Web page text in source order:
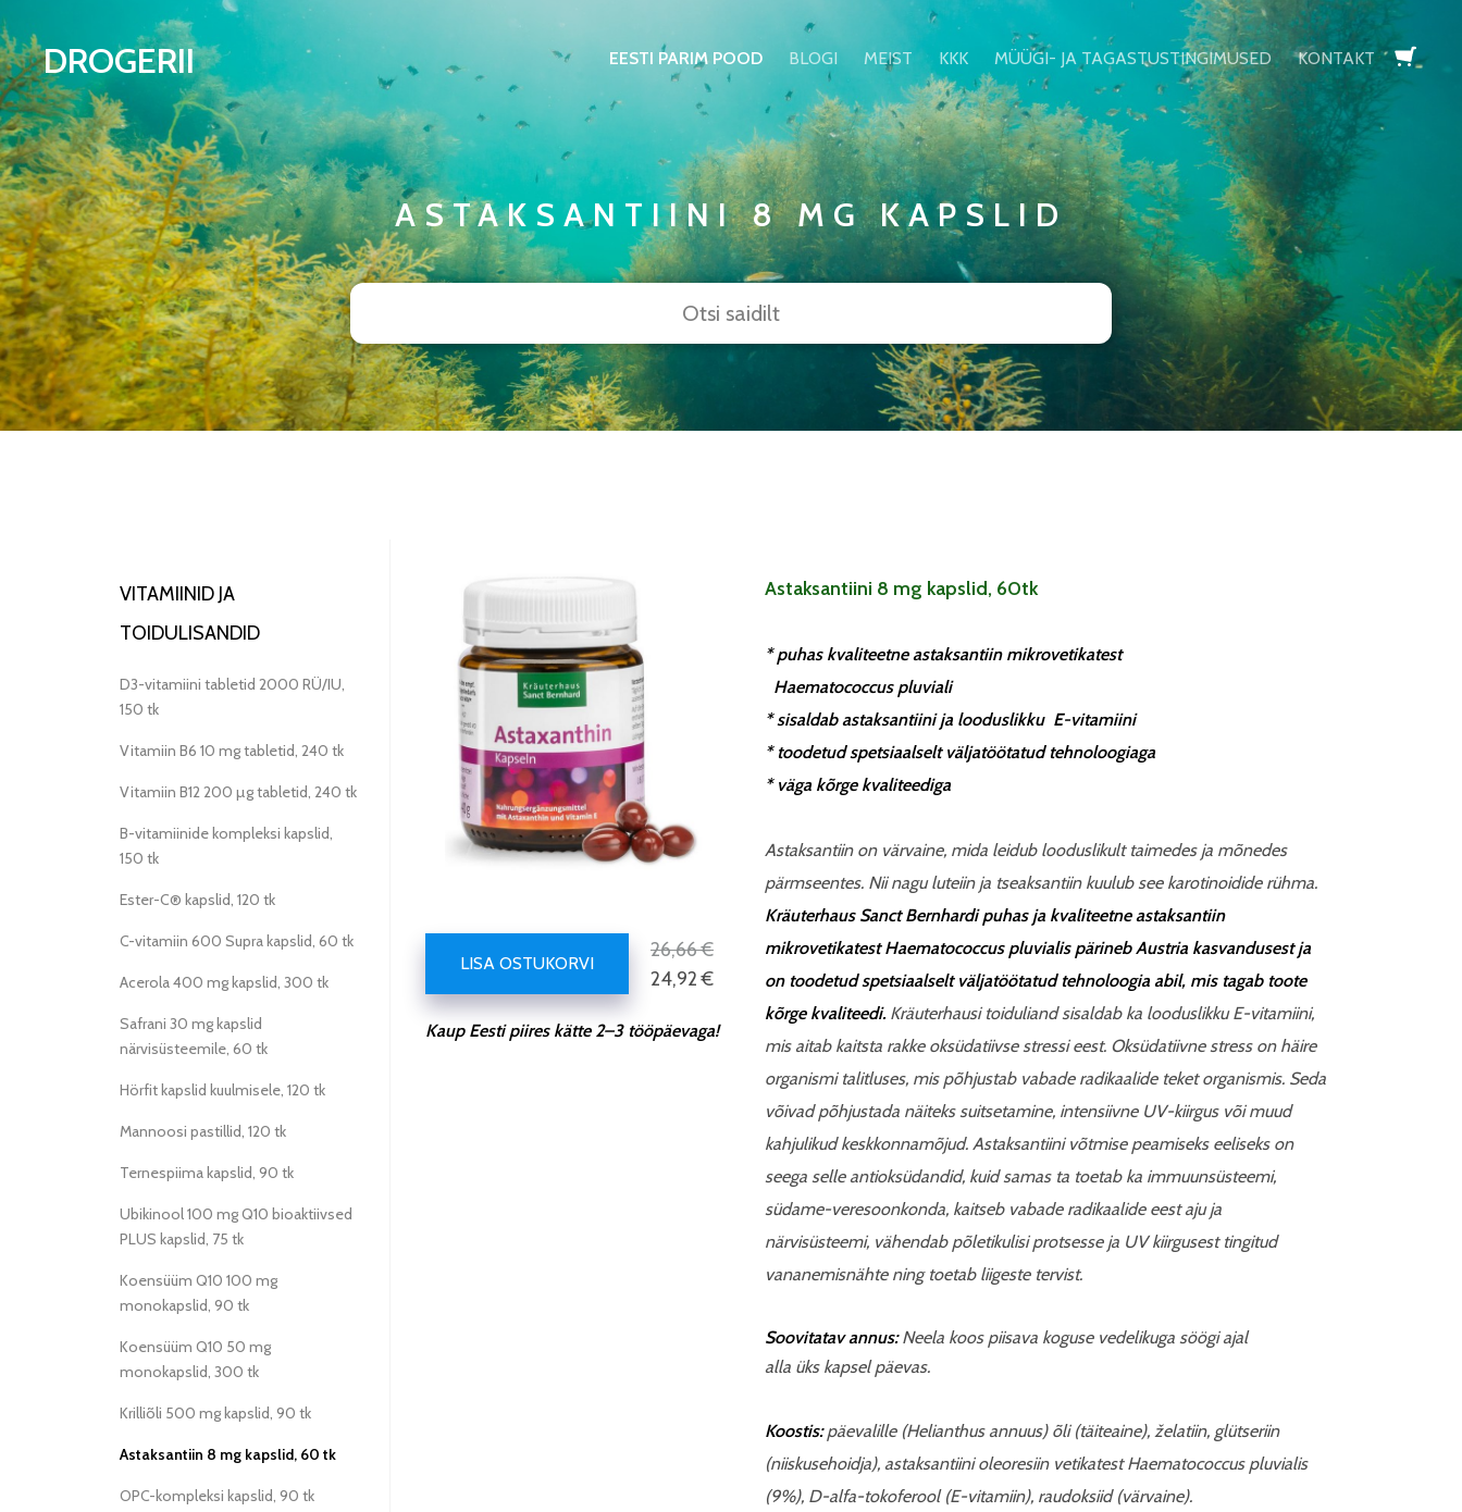
lisati ostukorvi. Vaata ostukorvi
DROGERII EESTI PARIM POOD BLOGI MEIST KKK MÜÜGI- JA TAGASTUSTINGIMUSED KONTAKT
ASTAKSANTIINI 8 MG KAPSLID
VITAMIINID JA
TOIDULISANDID
D3-vitamiini tabletid 2000 RÜ/IU,
150 tk
Vitamiin B6 10 mg tabletid, 240 tk
Vitamiin B12 200 µg tabletid, 240 tk
B-vitamiinide kompleksi kapslid,
150 tk
Ester-C® kapslid, 120 tk
C-vitamiin 600 Supra kapslid, 60 tk
Acerola 400 mg kapslid, 300 tk
Safrani 30 mg kapslid
närvisüsteemile, 60 tk
Hörfit kapslid kuulmisele, 120 tk
Mannoosi pastillid, 120 tk
Ternespiima kapslid, 90 tk
Ubikinool 100 mg Q10 bioaktiivsed
PLUS kapslid, 75 tk
Koensüüm Q10 100 mg
monokapslid, 90 tk
Koensüüm Q10 50 mg
monokapslid, 300 tk
Krilliõli 500 mg kapslid, 90 tk
Astaksantiin 8 mg kapslid, 60 tk
OPC-kompleksi kapslid, 90 tk
LISA OSTUKORVI
26,66 €
24,92 €
Kaup Eesti piires kätte 2–3 tööpäevaga!
Astaksantiini 8 mg kapslid, 60tk
*puhas kvaliteetne astaksantiin mikrovetikatest
Haematococcus pluviali
*sisaldab astaksantiini ja looduslikkuE-vitamiini
* toodetud spetsiaalselt väljatöötatud tehnoloogiaga
* väga kõrge kvaliteediga
Astaksantiin on värvaine, mida leidub looduslikult taimedes ja mõnedes
pärmseentes. Nii nagu luteiin ja tseaksantiin kuulub see karotinoidide rühma.
Kräuterhaus Sanct Bernhardi puhas ja kvaliteetne astaksantiin
mikrovetikatest Haematococcus pluvialis pärineb Austria kasvandusest ja
on toodetud spetsiaalselt väljatöötatud tehnoloogia abil, mis tagab toote
kõrge kvaliteedi. Kräuterhausi toiduliand sisaldab ka looduslikku E-vitamiini,
mis aitab kaitsta rakke oksüdatiivse stressi eest. Oksüdatiivne stress on häire
organismi talitluses, mis põhjustab vabade radikaalide teket organismis. Seda
võivad põhjustada näiteks suitsetamine, intensiivne UV-kiirgus või muud
kahjulikud keskkonnamõjud. Astaksantiini võtmise peamiseks eeliseks on
seega selle antioksüdandid, kuid samas ta toetab ka immuunsüsteemi,
südame-veresoonkonda, kaitseb vabade radikaalide eest aju ja
närvisüsteemi, vähendab põletikulisi protsesse ja UV kiirgusest tingitud
vananemisnähte ning toetab liigeste tervist.
Soovitatav annus:Neela koos piisava koguse vedelikuga söögi ajal
alla üks kapsel päevas.
Koostis:päevalille (Helianthus annuus) õli (täiteaine), želatiin, glütseriin
(niiskusehoidja), astaksantiini oleoresiin vetikatest Haematococcus pluvialis
(9%), D-alfa-tokoferool (E-vitamiin), raudoksiid (värvaine).